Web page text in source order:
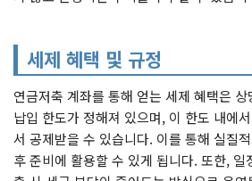
세제 혜택 및 규정
연금저축 계좌를 통해 얻는 세제 혜택은
납입 한도가 정해져 있으며, 이 한도 내에
서 공제받을 수 있습니다. 이를 통해 실질
후 준비에 활용할 수 있게 됩니다. 또한, 일